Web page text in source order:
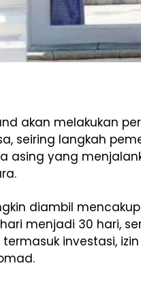
akan melakukan
seiring langkah
asing yang
diambil
menjadi 30 hari,
investasi,